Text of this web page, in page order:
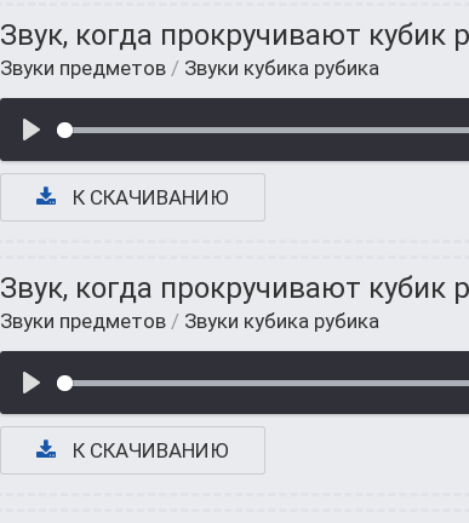
Звук, когда прокручивают кубик
Звуки предметов / Звуки кубика рубика
К СКАЧИВАНИЮ
Звук, когда прокручивают кубик
Звуки предметов / Звуки кубика рубика
К СКАЧИВАНИЮ